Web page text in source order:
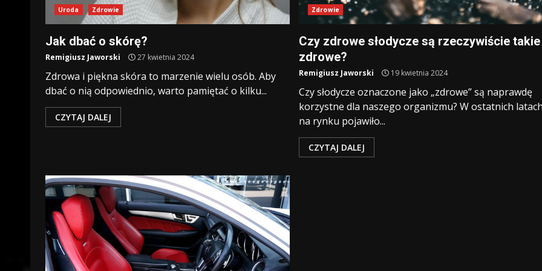
Uroda Zdrowie
Jak dbać o skórę?
Remigiusz Jaworski 27 kwietnia 2024
Zdrowa i piękna skóra to marzenie wielu osób. Aby
dbać o nią odpowiednio, warto pamiętać o kilku...
CZYTAJ DALEJ
Zdrowie
Czy zdrowe słodycze są rzeczywiście takie
zdrowe?
Remigiusz Jaworski 19 kwietnia 2024
Czy słodycze oznaczone jako „zdrowe” są naprawdę
korzystne dla naszego organizmu? W ostatnich
na rynku pojawiło...
CZYTAJ DALEJ